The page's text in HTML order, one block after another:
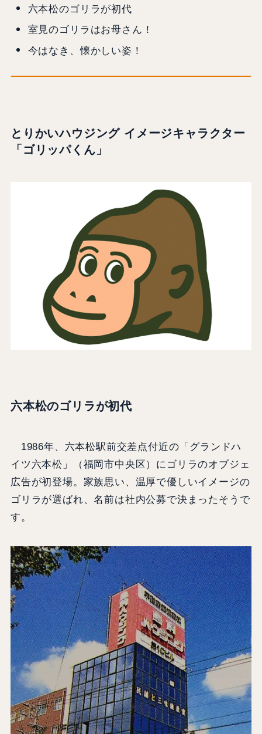
六本松のゴリラが初代
室見のゴリラはお母さん！
今はなき、懐かしい姿！
とりかいハウジング イメージキャラクター
「ゴリッパくん」
六本松のゴリラが初代
1986年、六本松駅前交差点付近の「グランドハ
イツ六本松」（福岡市中央区）にゴリラのオブジェ
広告が初登場。家族思い、温厚で優しいイメージの
ゴリラが選ばれ、名前は社内公募で決まったそうで
す。